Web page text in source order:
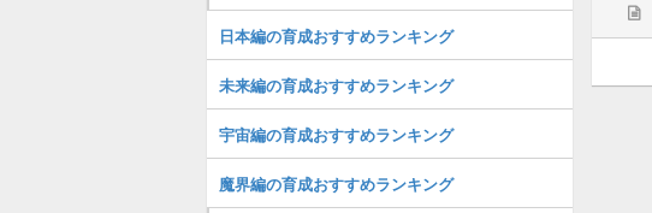
日本編の育成おすすめランキング
未来編の育成おすすめランキング
宇宙編の育成おすすめランキング
魔界編の育成おすすめランキング